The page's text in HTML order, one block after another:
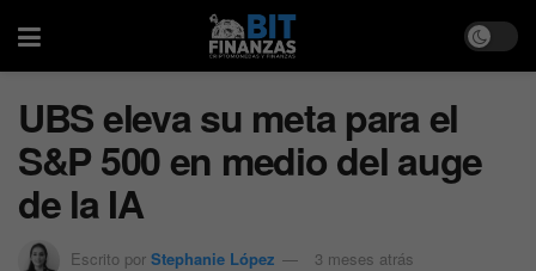
UBS eleva su meta para el
S&P 500 en medio del auge
de la IA
Escrito por Stephanie López 3 meses atrás